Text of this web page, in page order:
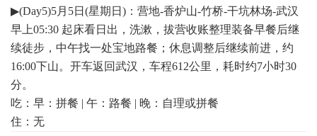
▶(Day5)5月5日(星期日)：营地-香炉山-竹桥-干坑林场-武汉
早上05:30 起床看日出，洗漱，拔营收账整理装备早餐后继
续徒步，中午找一处宝地路餐；休息调整后继续前进，约
16:00下山。开车返回武汉，车程612公里，耗时约7小时30
分。
吃：早：拼餐 | 午：路餐 | 晚：自理或拼餐
住：无